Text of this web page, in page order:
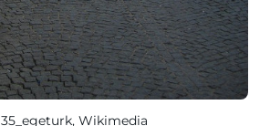
35_egeturk, Wikimedia